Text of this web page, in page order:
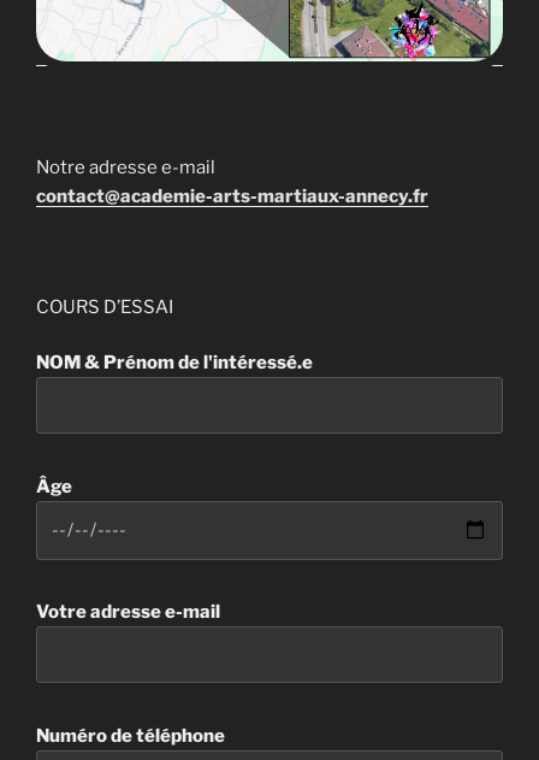
Notre adresse e-mail
contact@academie-arts-martiaux-annecy.fr
COURS D’ESSAI
NOM & Prénom de l'intéressé.e
Âge
Votre adresse e-mail
Numéro de téléphone